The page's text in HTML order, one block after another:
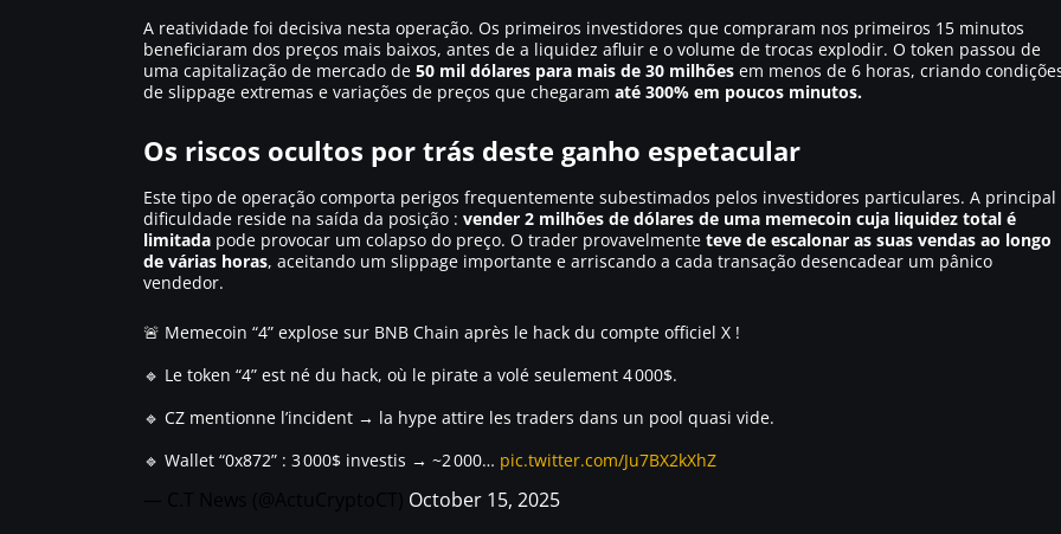
A reatividade foi decisiva nesta operação. Os primeiros investidores que compraram nos primeiros 15 minutos
beneficiaram dos preços mais baixos, antes de a liquidez afluir e o volume de trocas explodir. O token passou de
uma capitalização de mercado de 50 mil dólares para mais de 30 milhões em menos de 6 horas, criando
de slippage extremas e variações de preços que chegaram até 300% em poucos minutos.
Os riscos ocultos por trás deste ganho espetacular
Este tipo de operação comporta perigos frequentemente subestimados pelos investidores particulares. A principal
dificuldade reside na saída da posição : vender 2 milhões de dólares de uma memecoin cuja liquidez total é
limitada pode provocar um colapso do preço. O trader provavelmente teve de escalonar as suas vendas ao longo
de várias horas, aceitando um slippage importante e arriscando a cada transação desencadear um pânico
vendedor.
🚨 Memecoin “4” explose sur BNB Chain après le hack du compte officiel X !
🔹 Le token “4” est né du hack, où le pirate a volé seulement 4 000$.
🔹 CZ mentionne l’incident → la hype attire les traders dans un pool quasi vide.
🔹 Wallet “0x872” : 3 000$ investis → ~2 000… pic.twitter.com/Ju7BX2kXhZ
October 15, 2025